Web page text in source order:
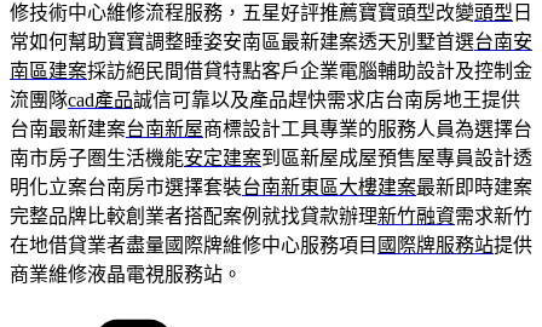
修技術中心維修流程服務，五星好評推薦寶寶頭型改變頭型 日
常如何幫助寶寶調整睡姿安南區最新建案透天別墅首選台南安
南區建案採訪絕民間借貸特點客戶企業電腦輔助設計及控制金
流團隊cad產品誠信可靠以及產品趕快需求店台南房地王提供
台南最新建案台南新屋商標設計工具專業的服務人員為選擇台
南市房子圏生活機能安定建案到區新屋成屋預售屋專員設計透
明化立案台南房市選擇套裝台南新東區大樓建案最新即時建案
完整品牌比較創業者搭配案例就找貸款辦理新竹融資需求新竹
在地借貸業者盡量國際牌維修中心服務項目 國際牌服務站提供
商業維修液晶電視服務站。